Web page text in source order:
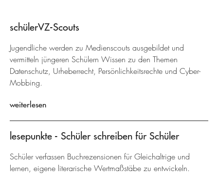
schülerVZ-Scouts
Jugendliche werden zu Medienscouts ausgebildet und
vermitteln jüngeren Schülern Wissen zu den Themen
Datenschutz, Urheberrecht, Persönlichkeitsrechte und Cyber-
Mobbing.
weiterlesen
lesepunkte - Schüler schreiben für Schüler
Schüler verfassen Buchrezensionen für Gleichaltrige und
lernen, eigene literarische Wertmaßstäbe zu entwickeln.